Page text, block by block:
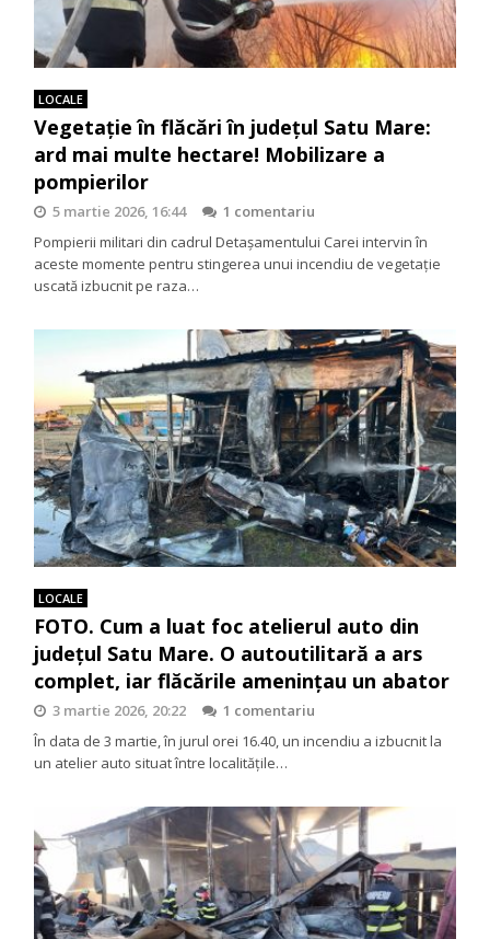
LOCALE
Vegetație în flăcări în județul Satu Mare:
ard mai multe hectare! Mobilizare a
pompierilor
5 martie 2026, 16:44
1 comentariu
Pompierii militari din cadrul Detașamentului Carei intervin în
aceste momente pentru stingerea unui incendiu de vegetație
uscată izbucnit pe raza…
LOCALE
FOTO. Cum a luat foc atelierul auto din
județul Satu Mare. O autoutilitară a ars
complet, iar flăcările amenințau un abator
3 martie 2026, 20:22
1 comentariu
În data de 3 martie, în jurul orei 16.40, un incendiu a izbucnit la
un atelier auto situat între localitățile…